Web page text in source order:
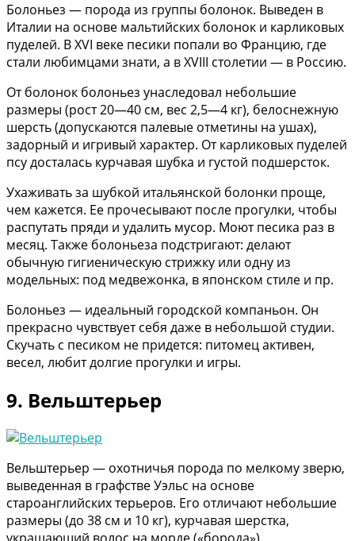
Болоньез — порода из группы болонок. Выведен в
Италии на основе мальтийских болонок и карликовых
пуделей. В XVI веке песики попали во Францию, где
стали любимцами знати, а в XVIII столетии — в Россию.
От болонок болоньез унаследовал небольшие
размеры (рост 20—40 см, вес 2,5—4 кг), белоснежную
шерсть (допускаются палевые отметины на ушах),
задорный и игривый характер. От карликовых пуделей
псу досталась курчавая шубка и густой подшерсток.
Ухаживать за шубкой итальянской болонки проще,
чем кажется. Ее прочесывают после прогулки, чтобы
распутать пряди и удалить мусор. Моют песика раз в
месяц. Также болоньеза подстригают: делают
обычную гигиеническую стрижку или одну из
модельных: под медвежонка, в японском стиле и пр.
Болоньез — идеальный городской компаньон. Он
прекрасно чувствует себя даже в небольшой студии.
Скучать с песиком не придется: питомец активен,
весел, любит долгие прогулки и игры.
9. Вельштерьер
Вельштерьер — охотничья порода по мелкому зверю,
выведенная в графстве Уэльс на основе
староанглийских терьеров. Его отличают небольшие
размеры (до 38 см и 10 кг), курчавая шерстка,